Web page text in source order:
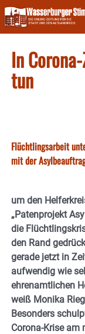
Skip
to
content
In
tun
Flüchtlingsarbeit
mit der
um den
„Patenprojekt
die
den Rand
gerade jetzt in
aufwendig wie
ehrenamtlichen
weiß Monika
Besonders
Corona-Krise am